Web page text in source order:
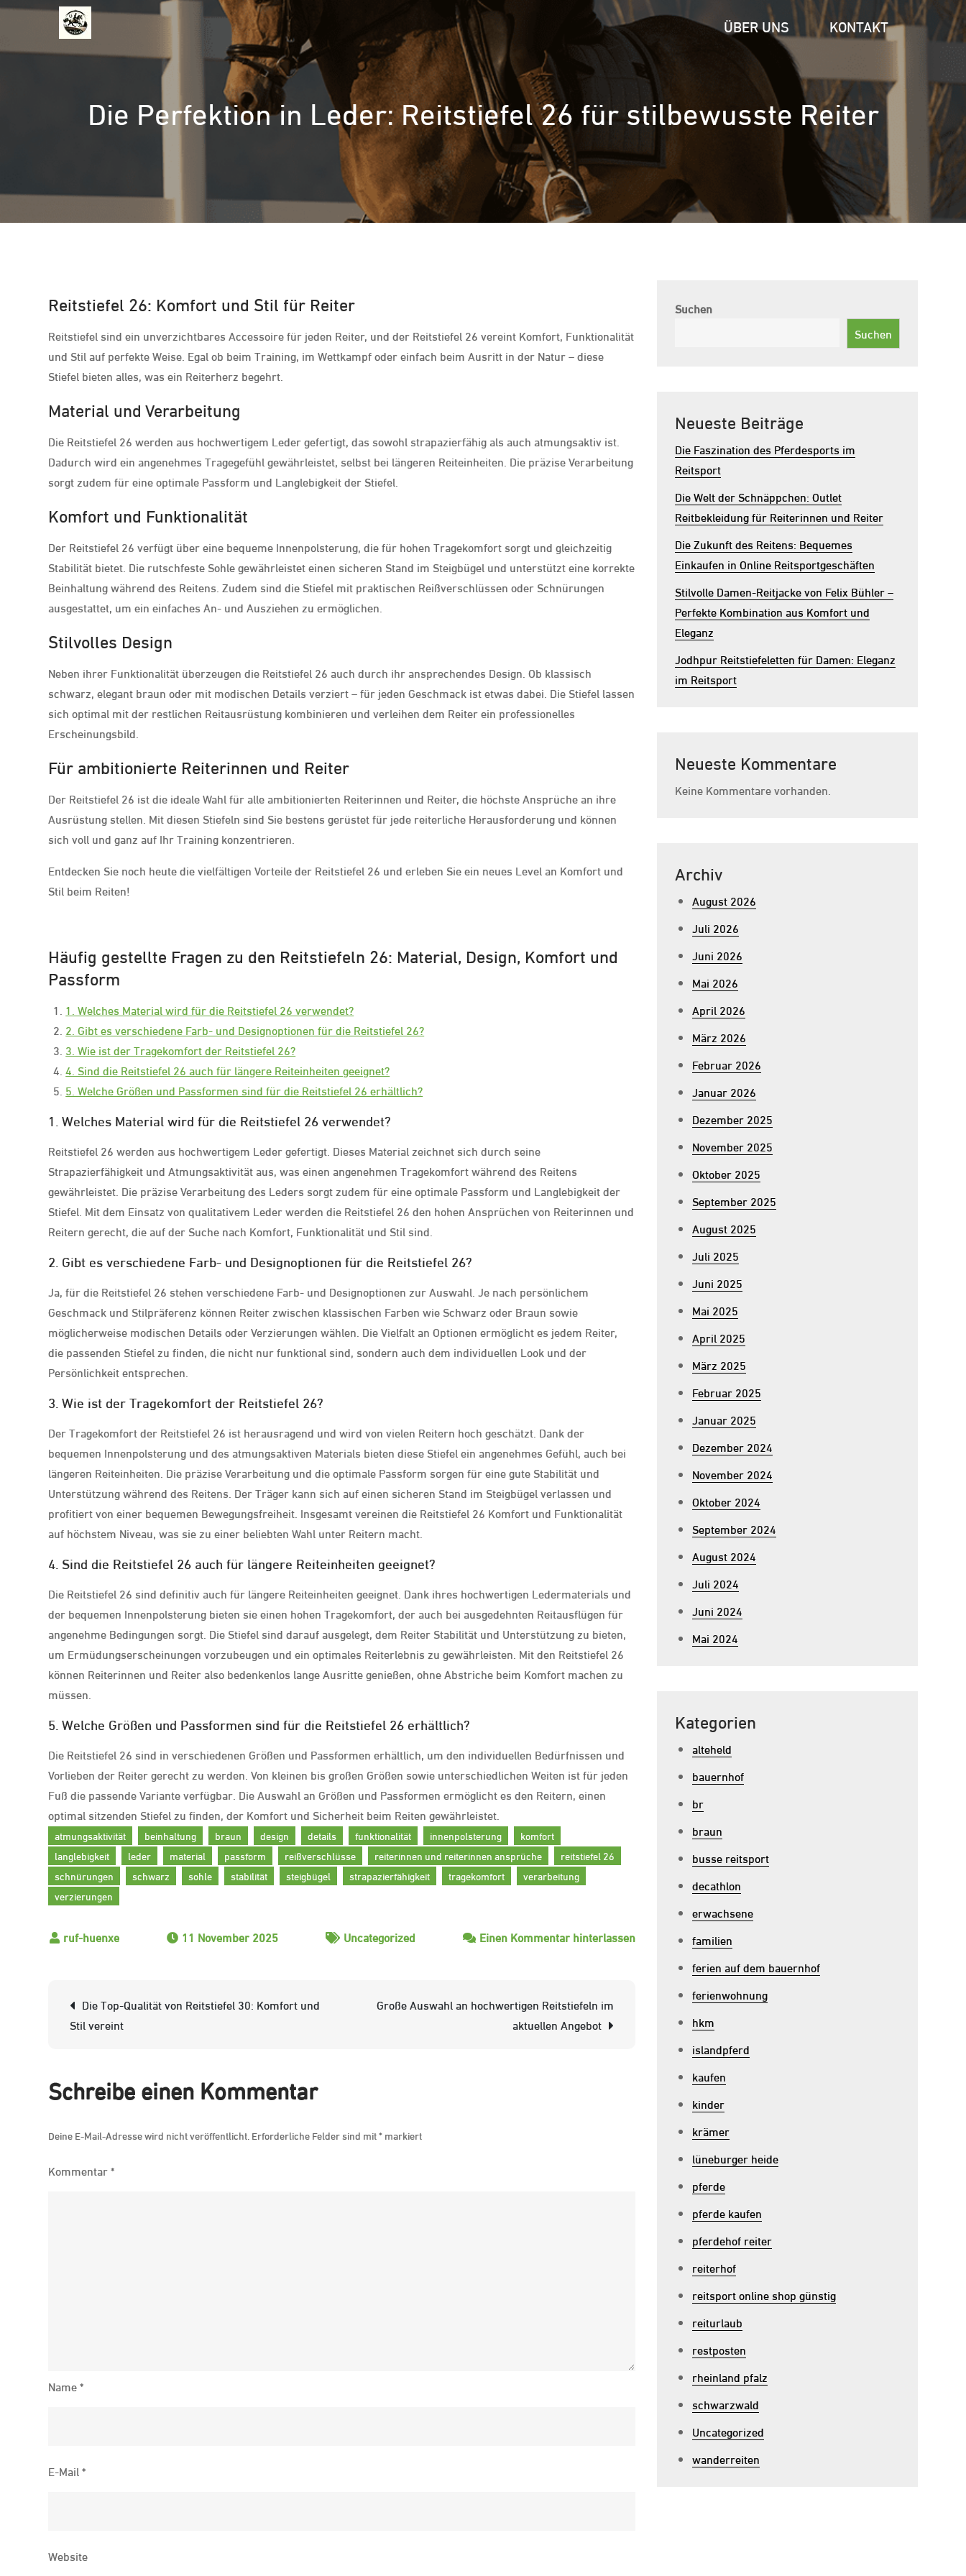
Zum
springen
ÜBER UNS KONTAKT
Die Perfektion in Leder: Reitstiefel 26 für stilbewusste Reiter
Reitstiefel 26: Komfort und Stil für Reiter
Reitstiefel sind ein unverzichtbares Accessoire für jeden Reiter, und der Reitstiefel 26 vereint Komfort, Funktionalität
und Stil auf perfekte Weise. Egal ob beim Training, im Wettkampf oder einfach beim Ausritt in der Natur – diese
Stiefel bieten alles, was ein Reiterherz begehrt.
Material und Verarbeitung
Die Reitstiefel 26 werden aus hochwertigem Leder gefertigt, das sowohl strapazierfähig als auch atmungsaktiv ist.
Dadurch wird ein angenehmes Tragegefühl gewährleistet, selbst bei längeren Reiteinheiten. Die präzise Verarbeitung
sorgt zudem für eine optimale Passform und Langlebigkeit der Stiefel.
Komfort und Funktionalität
Der Reitstiefel 26 verfügt über eine bequeme Innenpolsterung, die für hohen Tragekomfort sorgt und gleichzeitig
Stabilität bietet. Die rutschfeste Sohle gewährleistet einen sicheren Stand im Steigbügel und unterstützt eine korrekte
Beinhaltung während des Reitens. Zudem sind die Stiefel mit praktischen Reißverschlüssen oder Schnürungen
ausgestattet, um ein einfaches An- und Ausziehen zu ermöglichen.
Stilvolles Design
Neben ihrer Funktionalität überzeugen die Reitstiefel 26 auch durch ihr ansprechendes Design. Ob klassisch
schwarz, elegant braun oder mit modischen Details verziert – für jeden Geschmack ist etwas dabei. Die Stiefel lassen
sich optimal mit der restlichen Reitausrüstung kombinieren und verleihen dem Reiter ein professionelles
Erscheinungsbild.
Für ambitionierte Reiterinnen und Reiter
Der Reitstiefel 26 ist die ideale Wahl für alle ambitionierten Reiterinnen und Reiter, die höchste Ansprüche an ihre
Ausrüstung stellen. Mit diesen Stiefeln sind Sie bestens gerüstet für jede reiterliche Herausforderung und können
sich voll und ganz auf Ihr Training konzentrieren.
Entdecken Sie noch heute die vielfältigen Vorteile der Reitstiefel 26 und erleben Sie ein neues Level an Komfort und
Stil beim Reiten!
Häufig gestellte Fragen zu den Reitstiefeln 26: Material, Design, Komfort und
Passform
1. Welches Material wird für die Reitstiefel 26 verwendet?
2. Gibt es verschiedene Farb- und Designoptionen für die Reitstiefel 26?
3. Wie ist der Tragekomfort der Reitstiefel 26?
4. Sind die Reitstiefel 26 auch für längere Reiteinheiten geeignet?
5. Welche Größen und Passformen sind für die Reitstiefel 26 erhältlich?
1. Welches Material wird für die Reitstiefel 26 verwendet?
Reitstiefel 26 werden aus hochwertigem Leder gefertigt. Dieses Material zeichnet sich durch seine
Strapazierfähigkeit und Atmungsaktivität aus, was einen angenehmen Tragekomfort während des Reitens
gewährleistet. Die präzise Verarbeitung des Leders sorgt zudem für eine optimale Passform und Langlebigkeit der
Stiefel. Mit dem Einsatz von qualitativem Leder werden die Reitstiefel 26 den hohen Ansprüchen von Reiterinnen und
Reitern gerecht, die auf der Suche nach Komfort, Funktionalität und Stil sind.
2. Gibt es verschiedene Farb- und Designoptionen für die Reitstiefel 26?
Ja, für die Reitstiefel 26 stehen verschiedene Farb- und Designoptionen zur Auswahl. Je nach persönlichem
Geschmack und Stilpräferenz können Reiter zwischen klassischen Farben wie Schwarz oder Braun sowie
möglicherweise modischen Details oder Verzierungen wählen. Die Vielfalt an Optionen ermöglicht es jedem Reiter,
die passenden Stiefel zu finden, die nicht nur funktional sind, sondern auch dem individuellen Look und der
Persönlichkeit entsprechen.
3. Wie ist der Tragekomfort der Reitstiefel 26?
Der Tragekomfort der Reitstiefel 26 ist herausragend und wird von vielen Reitern hoch geschätzt. Dank der
bequemen Innenpolsterung und des atmungsaktiven Materials bieten diese Stiefel ein angenehmes Gefühl, auch bei
längeren Reiteinheiten. Die präzise Verarbeitung und die optimale Passform sorgen für eine gute Stabilität und
Unterstützung während des Reitens. Der Träger kann sich auf einen sicheren Stand im Steigbügel verlassen und
profitiert von einer bequemen Bewegungsfreiheit. Insgesamt vereinen die Reitstiefel 26 Komfort und Funktionalität
auf höchstem Niveau, was sie zu einer beliebten Wahl unter Reitern macht.
4. Sind die Reitstiefel 26 auch für längere Reiteinheiten geeignet?
Die Reitstiefel 26 sind definitiv auch für längere Reiteinheiten geeignet. Dank ihres hochwertigen Ledermaterials und
der bequemen Innenpolsterung bieten sie einen hohen Tragekomfort, der auch bei ausgedehnten Reitausflügen für
angenehme Bedingungen sorgt. Die Stiefel sind darauf ausgelegt, dem Reiter Stabilität und Unterstützung zu bieten,
um Ermüdungserscheinungen vorzubeugen und ein optimales Reiterlebnis zu gewährleisten. Mit den Reitstiefel 26
können Reiterinnen und Reiter also bedenkenlos lange Ausritte genießen, ohne Abstriche beim Komfort machen zu
müssen.
5. Welche Größen und Passformen sind für die Reitstiefel 26 erhältlich?
Die Reitstiefel 26 sind in verschiedenen Größen und Passformen erhältlich, um den individuellen Bedürfnissen und
Vorlieben der Reiter gerecht zu werden. Von kleinen bis großen Größen sowie unterschiedlichen Weiten ist für jeden
Fuß die passende Variante verfügbar. Die Auswahl an Größen und Passformen ermöglicht es den Reitern, einen
optimal sitzenden Stiefel zu finden, der Komfort und Sicherheit beim Reiten gewährleistet.
atmungsaktivität beinhaltung braun design details funktionalität innenpolsterung
komfort
langlebigkeit
leder material passform reißverschlüsse reiterinnen und reiterinnen ansprüche
reitstiefel 26
schnürungen
schwarz sohle stabilität steigbügel strapazierfähigkeit tragekomfort
verarbeitung
verzierungen
11 November 2025 Uncategorized Einen Kommentar hinterlassenzu
stilbewusste
Beitrags-
Navigation
Die Top-Qualität von Reitstiefel 30: Komfort und
Stil vereint
Große Auswahl an hochwertigen Reitstiefeln im
aktuellen Angebot
Schreibe einen Kommentar
Deine E-Mail-Adresse wird nicht veröffentlicht. Erforderliche Felder sind mit*markiert
Kommentar*
Name*
E-Mail*
Website
Suchen
Suchen
Neueste Beiträge
Die Faszination des Pferdesports im
Reitsport
Die Welt der Schnäppchen: Outlet
Reitbekleidung für Reiterinnen und Reiter
Die Zukunft des Reitens: Bequemes
Einkaufen in Online Reitsportgeschäften
Stilvolle Damen-Reitjacke von Felix Bühler –
Perfekte Kombination aus Komfort und
Eleganz
Jodhpur Reitstiefeletten für Damen: Eleganz
im Reitsport
Neueste Kommentare
Keine Kommentare vorhanden.
Archiv
August 2026
Juli 2026
Juni 2026
Mai 2026
April 2026
März 2026
Februar 2026
Januar 2026
Dezember 2025
November 2025
Oktober 2025
September 2025
August 2025
Juli 2025
Juni 2025
Mai 2025
April 2025
März 2025
Februar 2025
Januar 2025
Dezember 2024
November 2024
Oktober 2024
September 2024
August 2024
Juli 2024
Juni 2024
Mai 2024
Kategorien
alteheld
bauernhof
br
braun
busse reitsport
decathlon
erwachsene
familien
ferien auf dem bauernhof
ferienwohnung
hkm
islandpferd
kaufen
kinder
krämer
lüneburger heide
pferde
pferde kaufen
pferdehof reiter
reiterhof
reitsport online shop günstig
reiturlaub
restposten
rheinland pfalz
schwarzwald
Uncategorized
wanderreiten